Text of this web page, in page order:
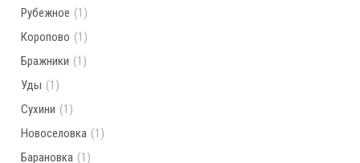
Рубежное (1)
Коропово (1)
Бражники (1)
Уды (1)
Сухини (1)
Новоселовка (1)
Барановка (1)